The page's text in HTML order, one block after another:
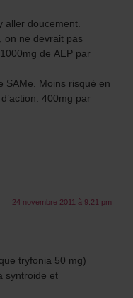
aller doucement.
on ne devrait pas
de AEP par
SAMe. Moins risqué en
400mg par
24 novembre 2011 à 9:21 pm
tryfonia 50 mg)
syntroide et